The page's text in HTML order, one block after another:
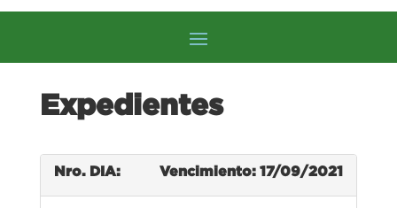
Expedientes
Nro. DIA: Vencimiento: 17/09/2021